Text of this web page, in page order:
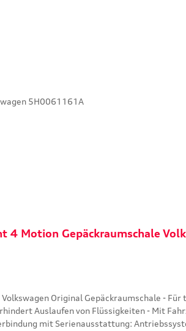
4 Motion Gepäckraumschale
- Mit Fahrzeugschriftzug Art: Kofferraum
mit Serienausstattung: